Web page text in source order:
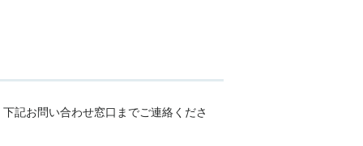
記お問い合わせ窓口までご連絡くださ